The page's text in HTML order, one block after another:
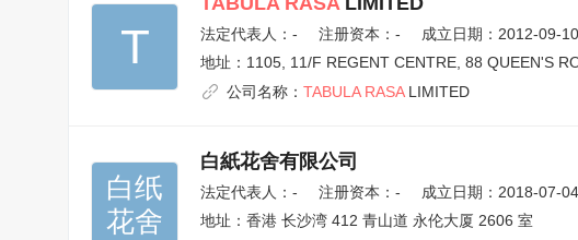
T 法定代表人： - 注册资本：-
成立日期：2012-09-10
地址： 1105, 11/F REGENT CENTRE, 88 QUEEN'S
公司名称： TABULA RASALIMITED
白纸
花舍
白紙花舍有限公司
法定代表人： - 注册资本：-
成立日期：2018-07-04
地址： 香港 长沙湾 412 青山道 永伦大厦 2606 室